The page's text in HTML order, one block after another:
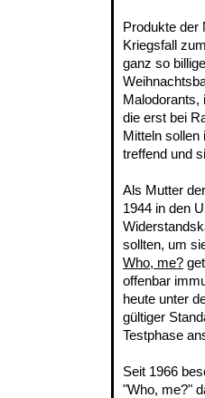
Produkte der
Kriegsfall
ganz so
Malodorants,
die erst bei
Mitteln sollen
treffend und
Als Mutter
1944 in den
sollten, um
Who, me?
offenbar
heute unter
gültiger
Testphase
Seit 1966
"Who, me?"